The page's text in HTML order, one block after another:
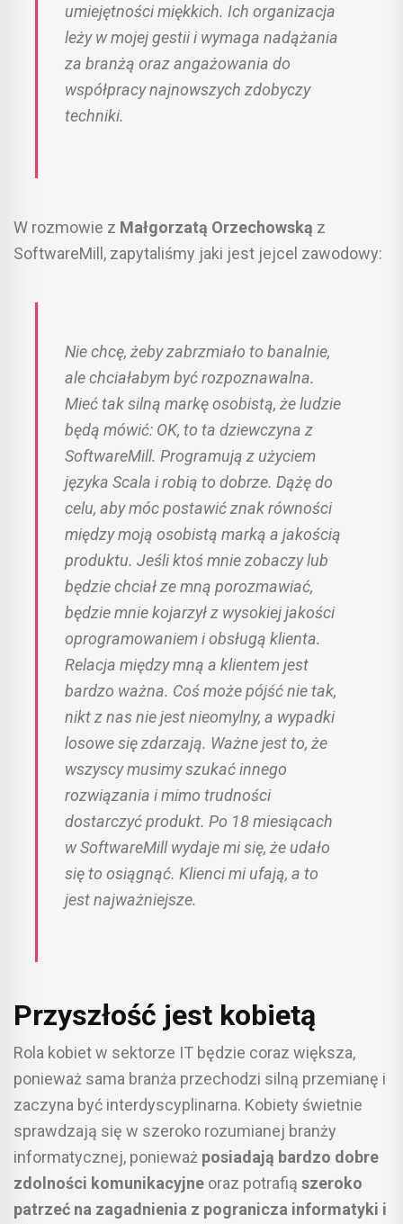
umiejętności miękkich. Ich organizacja
leży w mojej gestii i wymaga nadążania
za branżą oraz angażowania do
współpracy najnowszych zdobyczy
techniki.
W rozmowie z Małgorzatą Orzechowską z
SoftwareMill, zapytaliśmy jaki jest jejcel zawodowy:
Nie chcę, żeby zabrzmiało to banalnie,
ale chciałabym być rozpoznawalna.
Mieć tak silną markę osobistą, że ludzie
będą mówić: OK, to ta dziewczyna z
SoftwareMill. Programują z użyciem
języka Scala i robią to dobrze. Dążę do
celu, aby móc postawić znak równości
między moją osobistą marką a jakością
produktu. Jeśli ktoś mnie zobaczy lub
będzie chciał ze mną porozmawiać,
będzie mnie kojarzył z wysokiej jakości
oprogramowaniem i obsługą klienta.
Relacja między mną a klientem jest
bardzo ważna. Coś może pójść nie tak,
nikt z nas nie jest nieomylny, a wypadki
losowe się zdarzają. Ważne jest to, że
wszyscy musimy szukać innego
rozwiązania i mimo trudności
dostarczyć produkt. Po 18 miesiącach
w SoftwareMill wydaje mi się, że udało
się to osiągnąć. Klienci mi ufają, a to
jest najważniejsze.
Przyszłość jest kobietą
Rola kobiet w sektorze IT będzie coraz większa,
ponieważ sama branża przechodzi silną przemianę i
zaczyna być interdyscyplinarna. Kobiety świetnie
sprawdzają się w szeroko rozumianej branży
informatycznej, ponieważ posiadają bardzo dobre
zdolności komunikacyjne oraz potrafią szeroko
patrzeć na zagadnienia z pogranicza informatyki i